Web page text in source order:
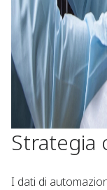
Strategia
I dati di